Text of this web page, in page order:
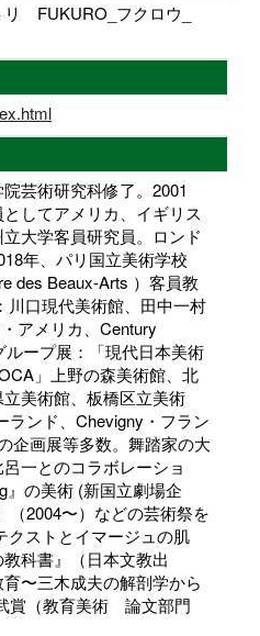
FUKURO_フクロウ_
芸術研究科修了。2001
してアメリカ、イギリス
大学客員研究員。ロンド
年、パリ国立美術学校
des Beaux-Arts ）客員教
川口現代美術館、田中一村
アメリカ、Century
ープ展：「現代日本美術
」上野の森美術館、北
美術館、板橋区立美術
ランド、Chevigny・フラン
企画展等多数。舞踏家の大
一とのコラボレーショ
』の美術 (新国立劇場企
（2004〜）などの芸術祭を
クストとイマージュの肌
科書』（日本文教出
〜三木成夫の解剖学から
賞（教育美術 論文部門